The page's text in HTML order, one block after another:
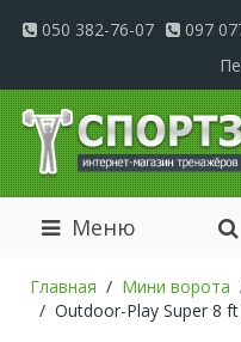
050 382-76-07 097
Меню
Главная Мини ворота
Outdoor-Play Super 8 ft